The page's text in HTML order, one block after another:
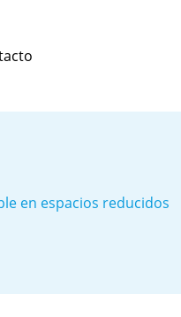
en espacios reducidos